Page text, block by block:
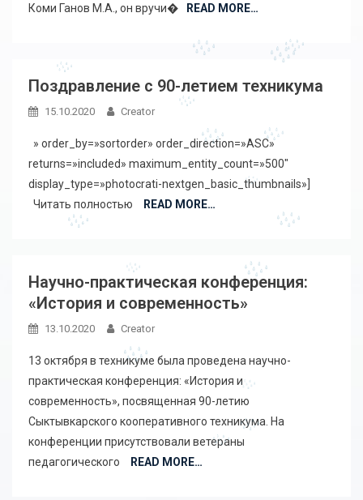
Коми Ганов М.А., он вручи�
READ MORE…
Поздравление с 90-летием техникума
15.10.2020 Creator
» order_by=»sortorder» order_direction=»ASC»
returns=»included» maximum_entity_count=»500″
display_type=»photocrati-nextgen_basic_thumbnails»]
Читать полностью ‎
READ MORE…
Научно-практическая конференция:
«История и современность»
13.10.2020 Creator
13 октября в техникуме была проведена научно-
практическая конференция: «История и
современность», посвященная 90-летию
Сыктывкарского кооперативного техникума. На
конференции присутствовали ветераны
педагогического
READ MORE…